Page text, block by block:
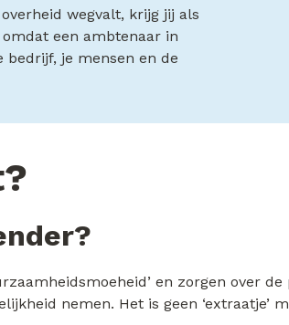
wegvalt, krijg jij als
een ambtenaar in
bedrijf, je mensen en de
en zorgen over
nemen. Het is geen ‘extraatje’